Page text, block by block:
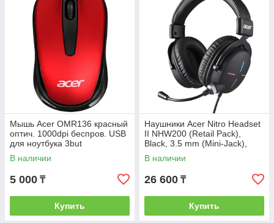
Мышь Acer OMR136 красный
оптич. 1000dpi беспров. USB
для ноутбука 3but
(ZL.MCEEE.01J)
В наличии
5 000 ₸
Купить
Наушники Acer Nitro Headset
II NHW200 (Retail Pack),
Black, 3.5 mm (Mini-Jack),
USB Type-A
В наличии
26 600 ₸
Купить